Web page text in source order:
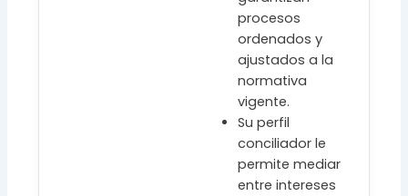
procesos
ordenados y
ajustados a la
normativa
vigente.
Su perfil
conciliador le
permite mediar
entre intereses